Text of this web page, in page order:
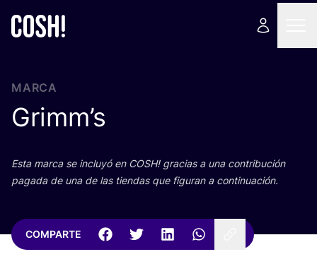
MARCA
Grimm’s
Esta mar­ca se inclu­yó en COSH! gra­cias a una con­tri­bu­ción
paga­da de una de las tien­das que figu­ran a continuación.
COMPARTE